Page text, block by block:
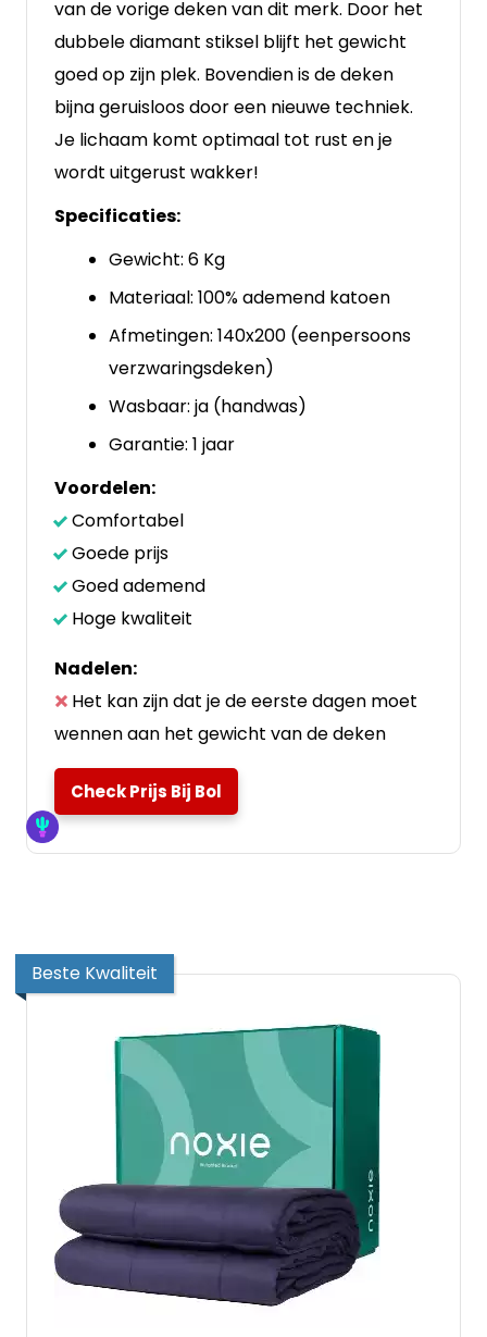
van de vorige deken van dit merk. Door het
dubbele diamant stiksel blijft het gewicht
goed op zijn plek. Bovendien is de deken
bijna geruisloos door een nieuwe techniek.
Je lichaam komt optimaal tot rust en je
wordt uitgerust wakker!
Specificaties:
Gewicht: 6 Kg
Materiaal: 100% ademend katoen
Afmetingen: 140x200 (eenpersoons
verzwaringsdeken)
Wasbaar: ja (handwas)
Garantie: 1 jaar
Voordelen:
Comfortabel
Goede prijs
Goed ademend
Hoge kwaliteit
Nadelen:
Het kan zijn dat je de eerste dagen moet
wennen aan het gewicht van de deken
Check Prijs Bij Bol
Beste Kwaliteit